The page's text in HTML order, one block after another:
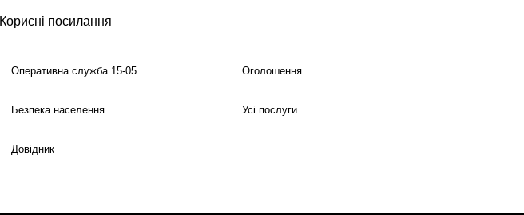
Корисні посилання
Оперативна служба 15-05 Оголошення
Безпека населення Усі послуги
Довідник